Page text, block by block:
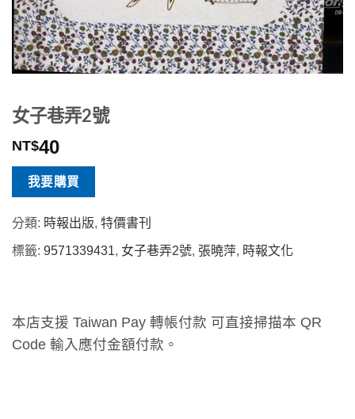
女子巷弄2號
NT$40
我要購買
分類: 時報出版, 特價書刊
標籤: 9571339431, 女子巷弄2號, 張曉萍, 時報文化
本店支援 Taiwan Pay 轉帳付款 可直接掃描本 QR
Code 輸入應付金額付款。